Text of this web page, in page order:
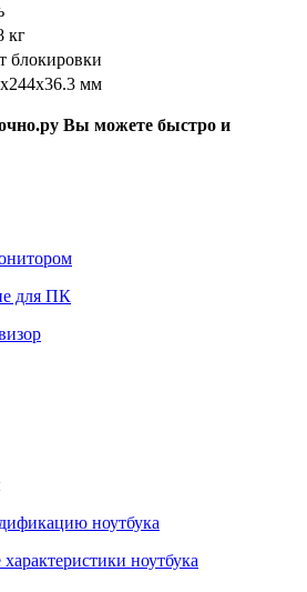
кг
блокировки
мм
Вы можете быстро и
для ПК
ноутбука
ноутбука